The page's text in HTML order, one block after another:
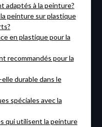
adaptés à la peinture?
peinture sur plastique
en plastique pour la
recommandés pour la
durable dans le
spéciales avec la
qui utilisent la peinture